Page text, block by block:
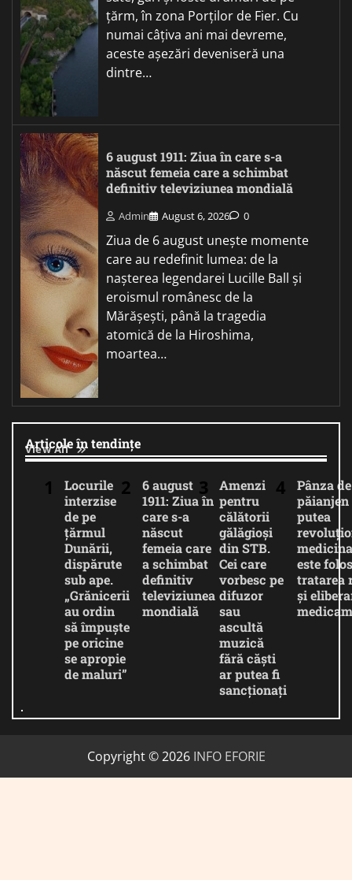
țărm, în zona Porților de Fier. Cu
numai câțiva ani mai devreme,
aceste așezări deveniseră una
dintre…
6 august 1911: Ziua în care s-a
născut femeia care a schimbat
definitiv televiziunea mondială
Admin August 6, 2026 0
Ziua de 6 august unește momente
care au redefinit lumea: de la
nașterea legendarei Lucille Ball și
eroismul românesc de la
Mărășești, până la tragedia
atomică de la Hiroshima,
moartea…
Articole în tendințe
View All
Locurile
interzise
de pe
țărmul
Dunării,
dispărute
sub ape.
„Grănicerii
au ordin
să împuște
pe oricine
se apropie
de maluri”
6 august
1911: Ziua în
care s-a
născut
femeia care
a schimbat
definitiv
televiziunea
mondială
Amenzi
pentru
călătorii
gălăgioși
din STB.
Cei care
vorbesc pe
difuzor
sau
ascultă
muzică
fără căști
ar putea fi
sancționați
Pânza de
păianjen
putea
este
tratarea
și
Copyright © 2026 INFO EFORIE